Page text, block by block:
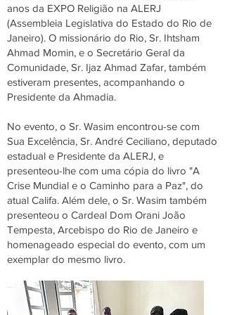
anos da EXPO Religião na ALERJ
(Assembleia Legislativa do Estado do Rio de
Janeiro). O missionário do Rio, Sr. Ihtsham
Ahmad Momin, e o Secretário Geral da
Comunidade, Sr. Ijaz Ahmad Zafar, também
estiveram presentes, acompanhando o
Presidente da Ahmadia.
No evento, o Sr. Wasim encontrou-se com
Sua Excelência, Sr. André Ceciliano, deputado
estadual e Presidente da ALERJ, e
presenteou-lhe com uma cópia do livro "A
Crise Mundial e o Caminho para a Paz", do
atual Califa. Além dele, o Sr. Wasim também
presenteou o Cardeal Dom Orani João
Tempesta, Arcebispo do Rio de Janeiro e
homenageado especial do evento, com um
exemplar do mesmo livro.